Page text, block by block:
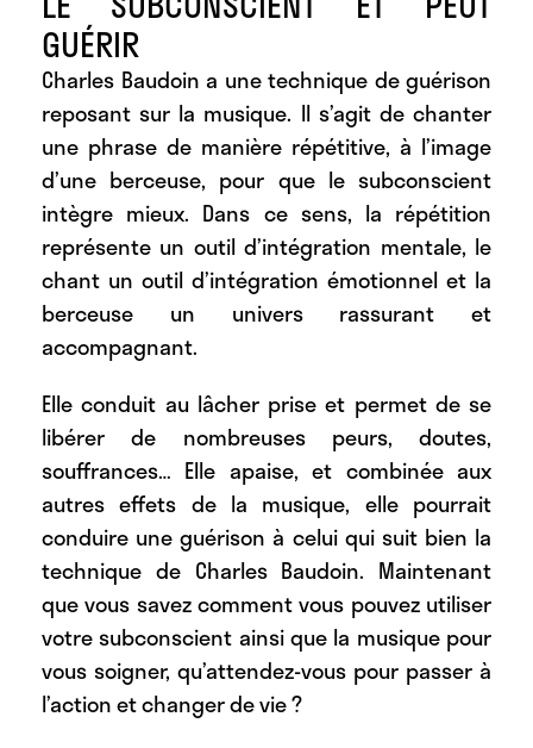
GUÉRIR
Charles Baudoin a unetechnique de guérison
reposant sur la musique. Il s’agit de chanter
une phrase de manière répétitive, à l’image
d’une berceuse, pour que le subconscient
intègre mieux. Dans ce sens, la répétition
représente un outil d’intégration mentale, le
chant un outil d’intégration émotionnel et la
berceuse un univers rassurant et
accompagnant.
Elle conduit au lâcher prise et permet de se
libérer de nombreuses peurs, doutes,
souffrances… Elle apaise, et combinée aux
autres effets de la musique, elle pourrait
conduire une guérison à celui qui suit bien la
technique de Charles Baudoin. Maintenant
que vous savez comment vous pouvez utiliser
votre subconscient ainsi que la musique pour
vous soigner, qu’attendez-vous pour passer à
l’action et changer de vie ?